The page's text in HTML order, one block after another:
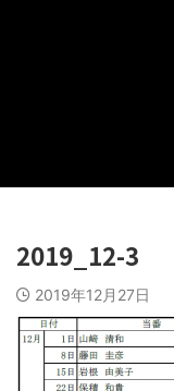
2019_12-3
2019年12月27日